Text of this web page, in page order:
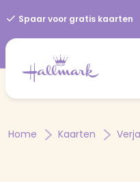
Spaar voor gratis kaarten
Home Kaarten